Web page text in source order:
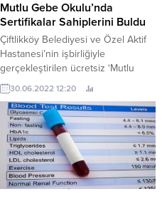
Mutlu Gebe Okulu’nda
Sertifikalar Sahiplerini Buldu
Çiftlikköy Belediyesi ve Özel Aktif
Hastanesi’nin işbirliğiyle
gerçekleştirilen ücretsiz ‘Mutlu
Gebe Okulu’nda eğitimler, çocuk
ve anne arasında güvenli bağlanma
semineri ile sona erdi.
30.06.2022 12:20